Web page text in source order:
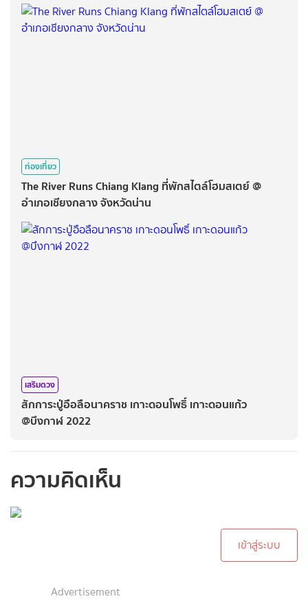
ท่องเที่ยว
The River Runs Chiang Klang ที่พักสไตล์โฮมสเตย์ @
อำเภอเชียงกลาง จังหวัดน่าน
เสริมดวง
สักการะปู่อือลือนาคราช เกาะดอนโพธิ์ เกาะดอนแก้ว
@บึงกาฬ 2022
ความคิดเห็น
เข้าสู่ระบบ
Advertisement